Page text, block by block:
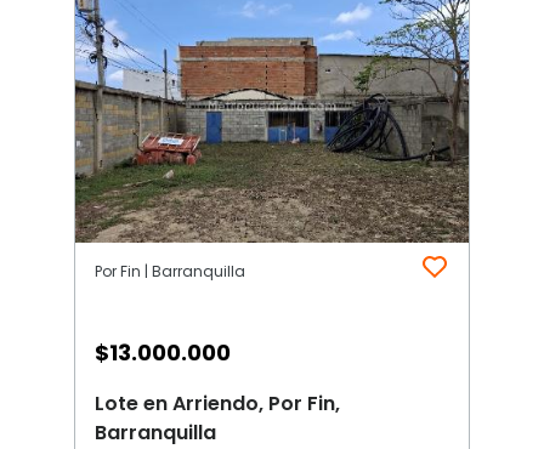
Por Fin | Barranquilla
$13.000.000
Lote en Arriendo, Por Fin,
Barranquilla